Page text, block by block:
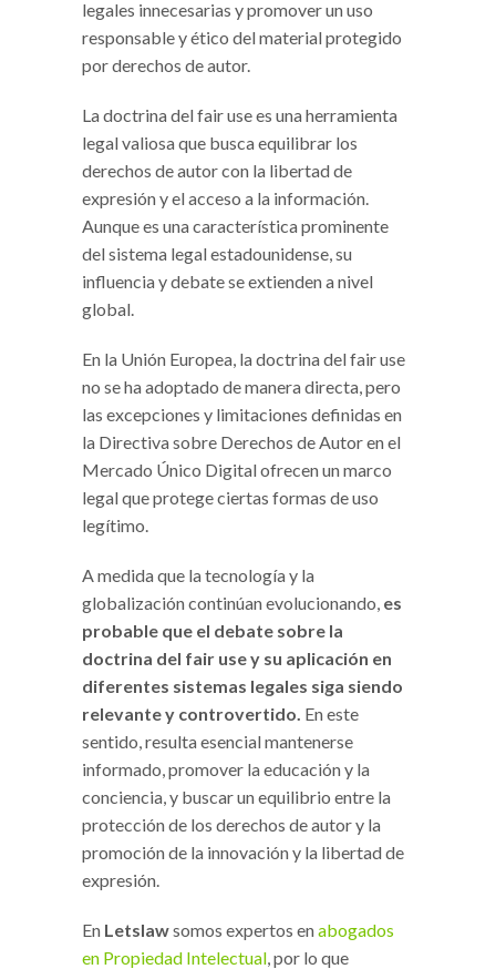
legales innecesarias y promover un uso
responsable y ético del material protegido
por derechos de autor.
La doctrina del fair use es una herramienta
legal valiosa que busca equilibrar los
derechos de autor con la libertad de
expresión y el acceso a la información.
Aunque es una característica prominente
del sistema legal estadounidense, su
influencia y debate se extienden a nivel
global.
En la Unión Europea, la doctrina del fair use
no se ha adoptado de manera directa, pero
las excepciones y limitaciones definidas en
la Directiva sobre Derechos de Autor en el
Mercado Único Digital ofrecen un marco
legal que protege ciertas formas de uso
legítimo.
A medida que la tecnología y la
globalización continúan evolucionando, es
probable que el debate sobre la
doctrina del fair use y su aplicación en
diferentes sistemas legales siga siendo
relevante y controvertido. En este
sentido, resulta esencial mantenerse
informado, promover la educación y la
conciencia, y buscar un equilibrio entre la
protección de los derechos de autor y la
promoción de la innovación y la libertad de
expresión.
En Letslawsomos expertos enabogados
en Propiedad Intelectual, por lo que